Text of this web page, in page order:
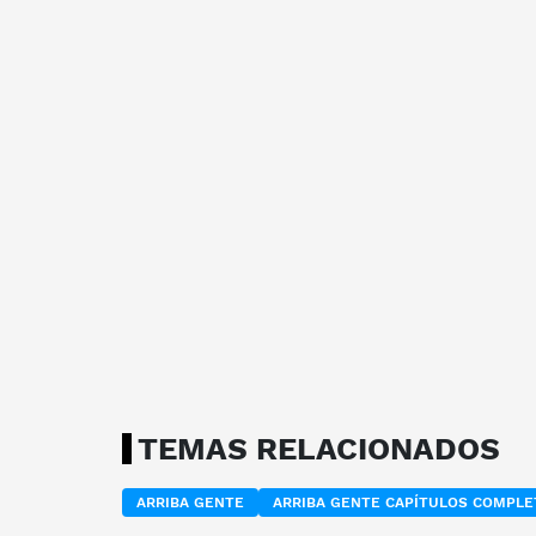
TEMAS RELACIONADOS
ARRIBA GENTE ARRIBA GENTE CAPÍTULOS